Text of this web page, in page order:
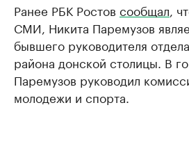
Ранее РБК Ростов сообщал ,
СМИ, Никита Паремузов
бывшего руководителя
района донской столицы. В
Паремузов руководил
молодежи и спорта.